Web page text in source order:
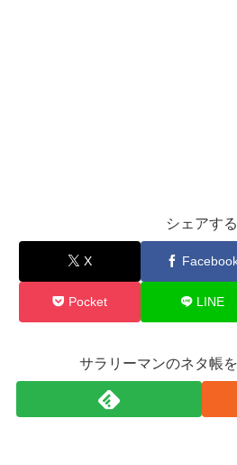
シェアする
X
Pocket LINE
サラリーマンのネタ帳